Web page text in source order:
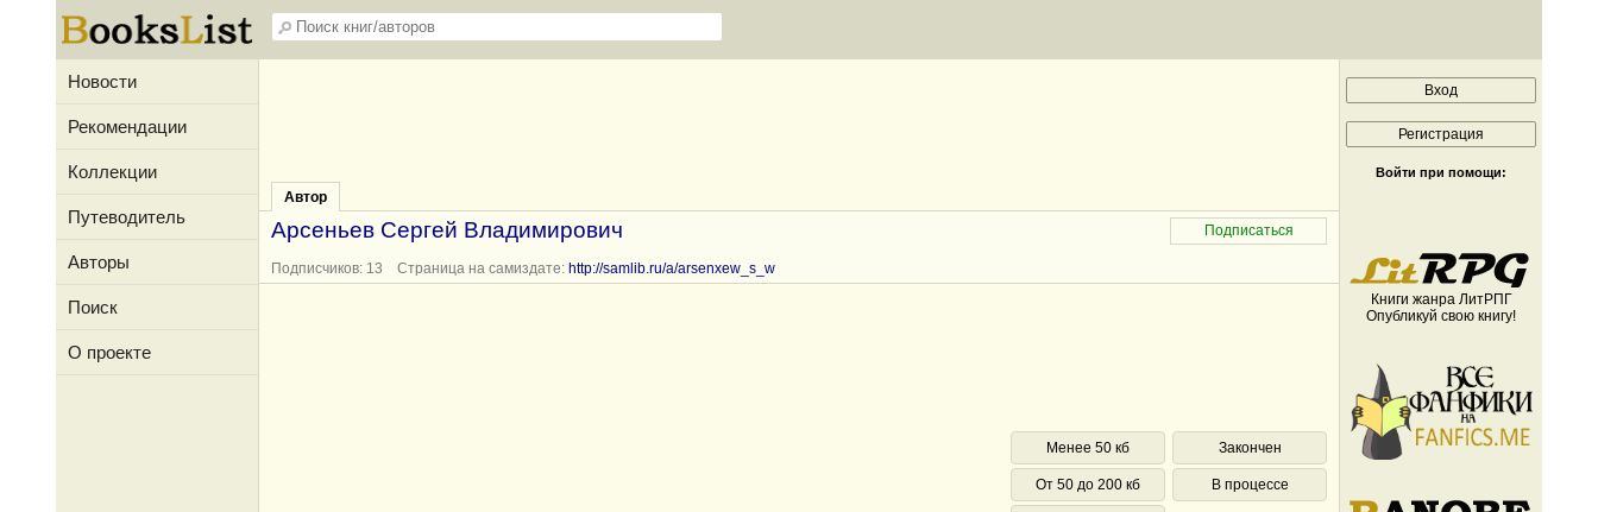
Новости
Рекомендации
Коллекции
Путеводитель
Авторы
Поиск
О проекте
Автор
Арсеньев Сергей Владимирович
Подписчиков: 13 Страница на самиздате: http://samlib.ru/a/arsenxew_s_w
Менее 50 кб
От 50 до 200 кб
Закончен
В процессе
Войти при помощи:
Книги жанра ЛитРПГ
Опубликуй свою книгу!